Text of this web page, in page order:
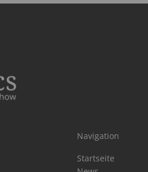
Navigation
Navigation
Startseite